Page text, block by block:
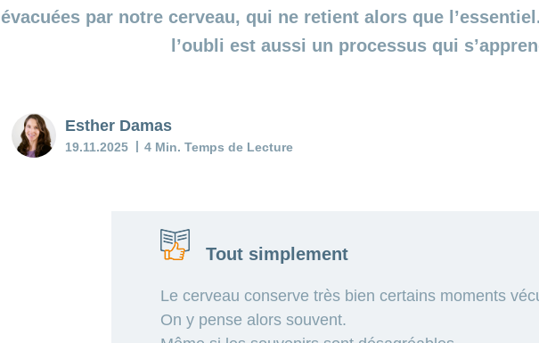
évacuées par notre cerveau, qui ne retient alors que
l’oubli est aussi un processus qui
Esther Damas
19.11.2025 4 Min. Temps de Lecture
Tout simplement
Le cerveau conserve très bien certains moments
On y pense alors souvent.